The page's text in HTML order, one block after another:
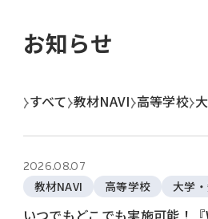
お知らせ
すべて 教材NAVI 高等学校
2026.08.07
教材NAVI 高等学校 大学
いつでもどこでも実施可能！